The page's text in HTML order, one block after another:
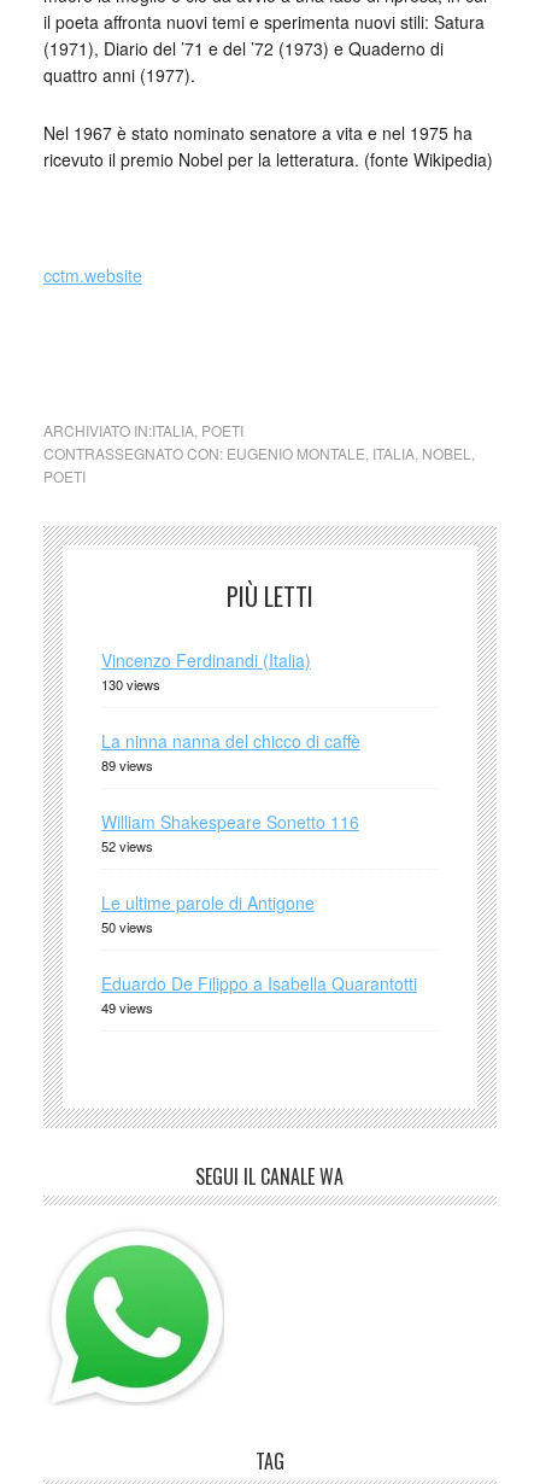
il poeta affronta nuovi temi e sperimenta nuovi stili: Satura
(1971), Diario del ’71 e del ’72 (1973) e Quaderno di
quattro anni (1977).
Nel 1967 è stato nominato senatore a vita e nel 1975 ha
ricevuto il premio Nobel per la letteratura. (fonte Wikipedia)
cctm.website
ARCHIVIATO IN:ITALIA, POETI
CONTRASSEGNATO CON: EUGENIO MONTALE ITALIA, NOBEL
POETI
PIÙ LETTI
Vincenzo Ferdinandi (Italia)
130 views
La ninna nanna del chicco di caffè
89 views
William Shakespeare Sonetto 116
52 views
Le ultime parole di Antigone
50 views
Eduardo De Filippo a Isabella Quarantotti
49 views
SEGUI IL CANALE WA
TAG